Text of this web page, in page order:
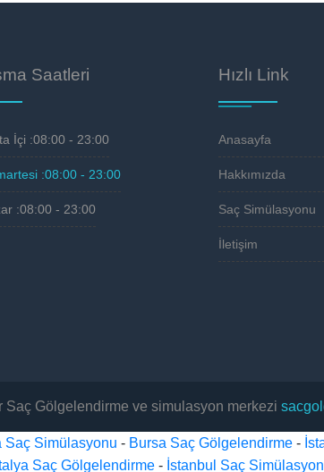
Saatleri
İçi :08:00 - 23:00
:08:00 - 23:00
:08:00 - 23:00
Hızlı Link
Anasayfa
Hakkımızda
Saç Simülasyonu
İletişim
Gölgelendirme ve simulasyon merkezi
Saç Simülasyonu - Bursa Saç Gölgelendirme -
Saç Gölgelendirme - İstanbul Saç